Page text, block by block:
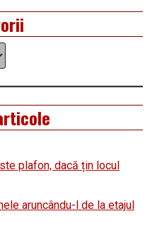
plafon, dacă țin locul
aruncându-l de la etajul